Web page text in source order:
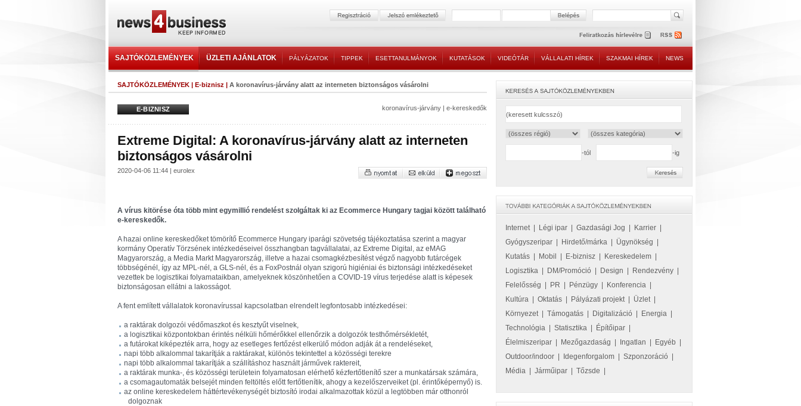
SAJTÓKÖZLEMÉNYEK ÜZLETI AJÁNLATOK PÁLYÁZATOK TIPPEK ESETTANULMÁNYOK KUTATÁSOK VIDEÓTÁR VÁLLALATI HÍREK SZAKMAI HÍREK NEWS
SAJTÓKÖZLEMÉNYEK | E-biznisz | A koronavírus-járvány alatt az interneten biztonságos vásárolni
E-BIZNISZ koronavírus-járvány | e-kereskedők
Extreme Digital: A koronavírus-járvány alatt az interneten
biztonságos vásárolni
2020-04-06 11:44 | eurolex
A vírus kitörése óta több mint egymillió rendelést szolgáltak ki az Ecommerce Hungary tagjai között található
e-kereskedők.
A hazai online kereskedőket tömörítő Ecommerce Hungary iparági szövetség tájékoztatása szerint a magyar
kormány Operatív Törzsének intézkedéseivel összhangban tagvállalatai, az Extreme Digital, az eMAG
Magyarország, a Media Markt Magyarország, illetve a hazai csomagkézbesítést végző nagyobb futárcégek
többségénél, így az MPL-nél, a GLS-nél, és a FoxPostnál olyan szigorú higiéniai és biztonsági intézkedéseket
vezettek be logisztikai folyamataikban, amelyeknek köszönhetően a COVID-19 vírus terjedése alatt is képesek
biztonságosan ellátni a lakosságot.
A fent említett vállalatok koronavírussal kapcsolatban elrendelt legfontosabb intézkedései:
a raktárak dolgozói védőmaszkot és kesztyűt viselnek,
a logisztikai központokban érintés nélküli hőmérőkkel ellenőrzik a dolgozók testhőmérsékletét,
a futárokat kiképezték arra, hogy az esetleges fertőzést elkerülő módon adják át a rendeléseket,
napi több alkalommal takarítják a raktárakat, különös tekintettel a közösségi terekre
napi több alkalommal takarítják a szállításhoz használt járművek raktereit,
a raktárak munka-, és közösségi területein folyamatosan elérhető kézfertőtlenítő szer a munkatársak számára,
a csomagautomaták belsejét minden feltöltés előtt fertőtlenítik, ahogy a kezelőszerveiket (pl. érintőképernyő) is.
az online kereskedelem háttértevékenységét biztosító irodai alkalmazottak közül a legtöbben már otthonról
dolgoznak
-tól -ig
Internet| Légi ipar Gazdasági Jog Karrier
Gyógyszeripar
Hirdető/márka Ügynökség
Kutatás
Mobil E-biznisz Kereskedelem
Logisztika
DM/Promóció Design Rendezvény
Felelősség
PR Pénzügy Konferencia
Kultúra
Oktatás Pályázati projekt| Üzlet|
Környezet| Támogatás Digitalizáció Energia
Technológia
Statisztika Építőipar
Élelmiszeripar
Mezőgazdaság Ingatlan Egyéb
Outdoor/indoor
Idegenforgalom Szponzoráció
Média
Járműipar Tőzsde